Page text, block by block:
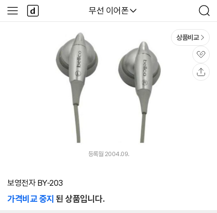
다나와
무선 이어폰
검
색
사
이
다
나
와
상품비교
관
심
등록월 2004.09.
보영전자 BY-203
가격비교 중지 된 상품입니다.